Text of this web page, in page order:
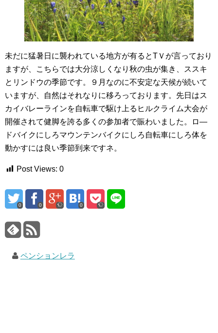
未だに猛暑日に襲われている地方が有るとTＶが言っており
ますが、こちらでは大分涼しくなり秋の虫が集き、ススキ
とリンドウの季節です。９月なのに不安定な天候が続いて
いますが、自然はそれなりに移ろっております。先日はス
カイバレーラインを自転車で駆け上るヒルクライム大会が
開催されて健脚を誇る多くの参加者で賑わいました。ロ―
ドバイクにしろマウンテンバイクにしろ自転車にしろ体を
動かすには良い季節到来ですネ。
Post Views: 0
0 0 0
ペンションレラ